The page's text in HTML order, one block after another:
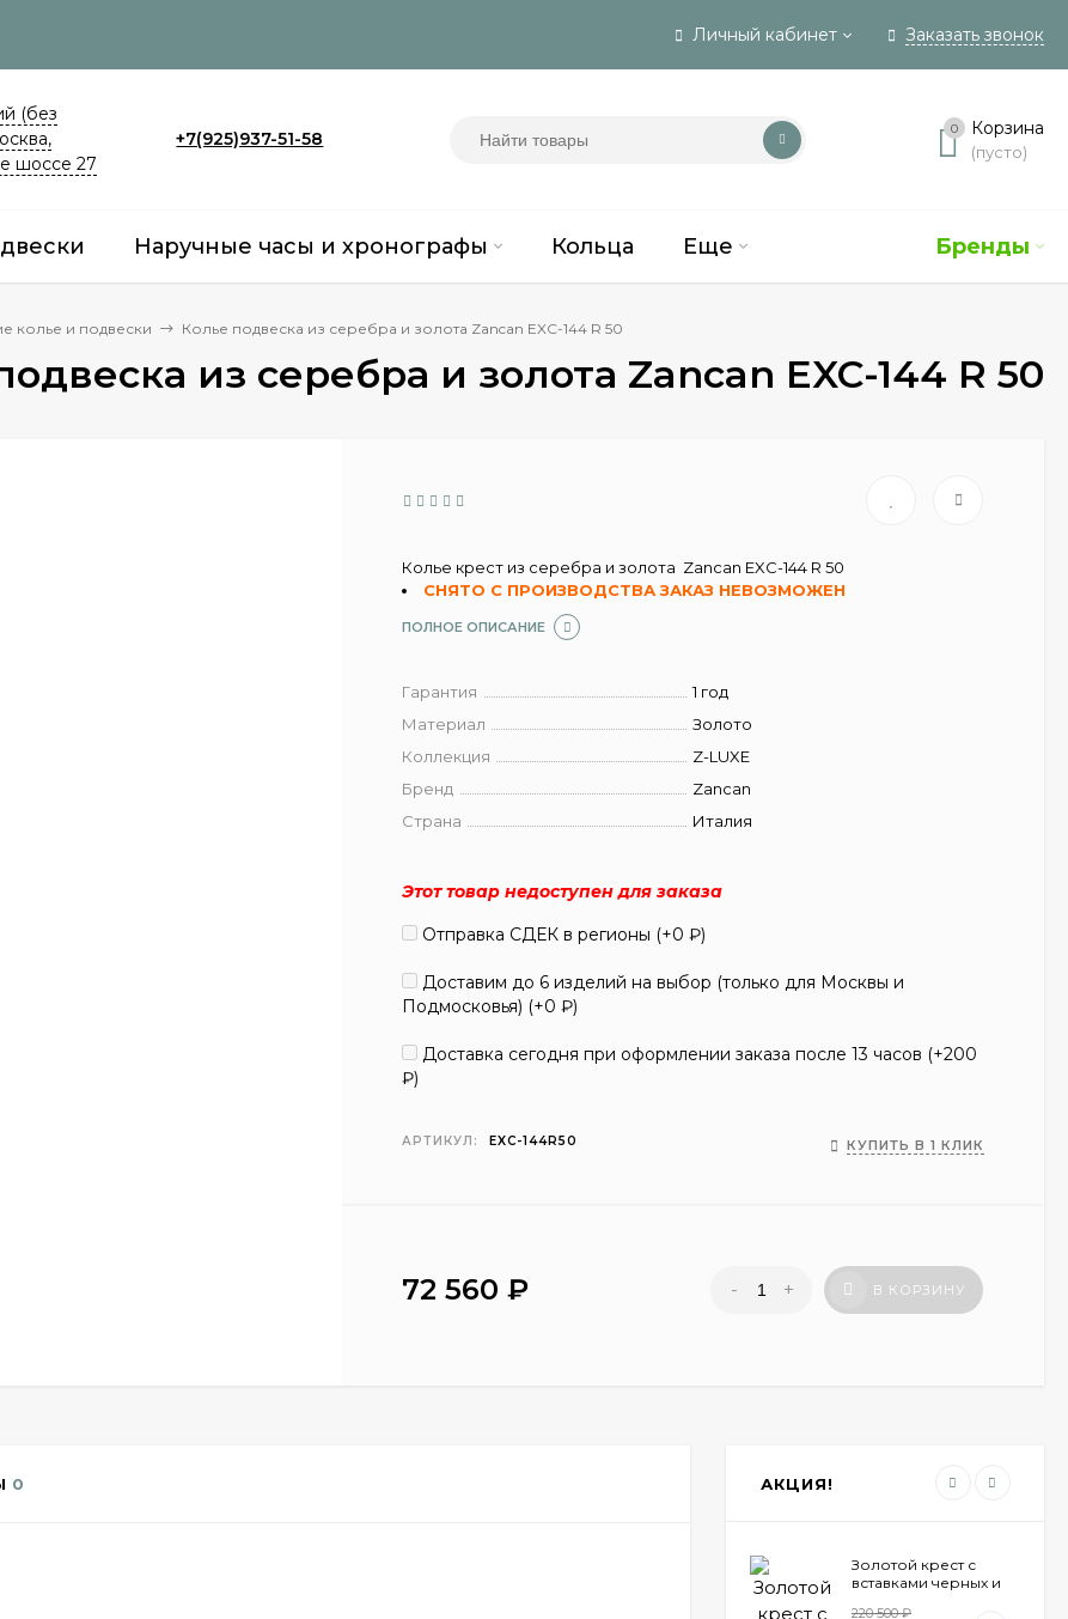
Личный кабинет Заказать звонок
(без
шоссе 27
+7(925)937-51-58 0 Корзина
(пусто)
Бренды
Наручные часы и хронографы Кольца Еще
колье и подвески Колье подвеска из серебра и золота Zancan EXC-144 R 50
из серебра и золота Zancan EXC-144 R 50
Колье крест из серебра и золота Zancan EXC-144 R 50
СНЯТО С ПРОИЗВОДСТВА ЗАКАЗ НЕВОЗМОЖЕН
ПОЛНОЕ ОПИСАНИЕ
Гарантия
1 год
Материал
Золото
Коллекция
Z-LUXE
Бренд
Zancan
Страна
Италия
Этот товар недоступен для заказа
Отправка СДЕК в регионы (+0₽)
Доставим до 6 изделий на выбор (только для Москвы и
Подмосковья) (+0₽)
Доставка сегодня при оформлении заказа после 13 часов (+200
₽)
АРТИКУЛ: EXC-144R50 КУПИТЬ В 1 КЛИК
72 560₽ - + В КОРЗИНУ
0 АКЦИЯ!
Золотой крест с
вставками черных и
220 500₽